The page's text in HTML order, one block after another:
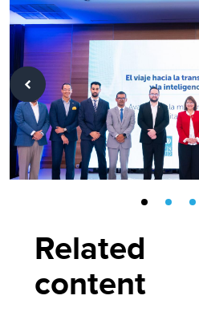
Related
content